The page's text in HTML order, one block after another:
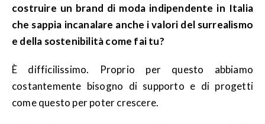
costruire un brand di moda indipendente in Italia
che sappia incanalare anche i valori del surrealismo
e della sostenibilità come fai tu?
È difficilissimo. Proprio per questo abbiamo
costantemente bisogno di supporto e di progetti
come questo per poter crescere.